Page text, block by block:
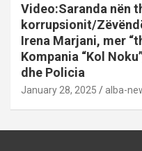
Video:Saranda nën
korrupsionit/
Irena Marjani, mer
Kompania “Kol
dhe Policia
January 28, 2025 alba-